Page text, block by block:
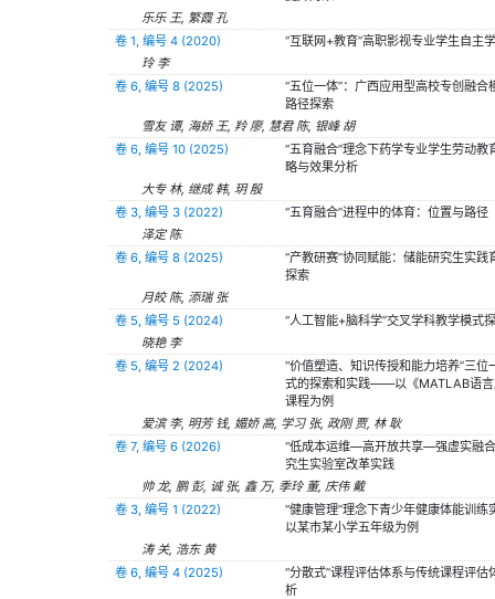
乐乐 王, 繁霞 孔
卷 1, 编号 4 (2020)
“互联网+教育”高职影视专业学生自主
玲 李
卷 6, 编号 8 (2025)
“五位一体”：广西应用型高校专创融合
路径探索
雪友 谭, 海娇 王, 羚 廖, 慧君 陈, 银峰 胡
卷 6, 编号 10 (2025)
“五育融合”理念下药学专业学生劳动教
略与效果分析
大专 林, 继成 韩, 玥 殷
卷 3, 编号 3 (2022)
“五育融合”进程中的体育：位置与路径
泽定 陈
卷 6, 编号 8 (2025)
“产教研赛”协同赋能：储能研究生实践
探索
月皎 陈, 添瑞 张
卷 5, 编号 5 (2024)
“人工智能+脑科学”交叉学科教学模式
晓艳 李
卷 5, 编号 2 (2024)
“价值塑造、知识传授和能力培养”三位
式的探索和实践——以《MATLAB语言
课程为例
爱滨 李, 明芳 钱, 媚娇 高, 学习 张, 政刚 贾, 林 耿
卷 7, 编号 6 (2026)
“低成本运维—高开放共享—强虚实融
究生实验室改革实践
帅 龙, 鹏 彭, 诚 张, 鑫 万, 季玲 董, 庆伟 戴
卷 3, 编号 1 (2022)
“健康管理”理念下青少年健康体能训练
以某市某小学五年级为例
涛 关, 浩东 黄
卷 6, 编号 4 (2025)
“分散式”课程评估体系与传统课程评估
析